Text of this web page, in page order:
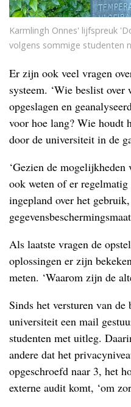
Karmlingh Onnes' lijfspreuk
volgens sommige studenten
Er zijn ook veel vragen
systeem. ‘Wie beslist
opgeslagen en
voor hoe lang? Wie houdt
door de universiteit in de
‘Gezien de
ook weten of er
ingepland over het
Als laatste vragen de
oplossingen er zijn
meten. ‘Waarom zijn de
Sinds het versturen van
universiteit een mail
studenten met uitleg.
andere dat het
opgeschroefd naar 3, het
externe audit komt, ‘om